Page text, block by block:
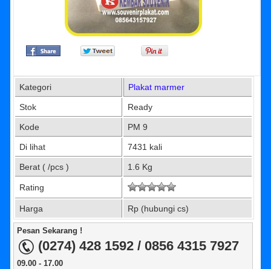
Kategori Plakat marmer
Stok Ready
Kode PM 9
Di lihat 7431 kali
Berat ( /pcs ) 1.6 Kg
Rating
Harga Rp (hubungi cs)
Pesan Sekarang !
(0274) 428 1592 / 0856 4315 7927
09.00 - 17.00